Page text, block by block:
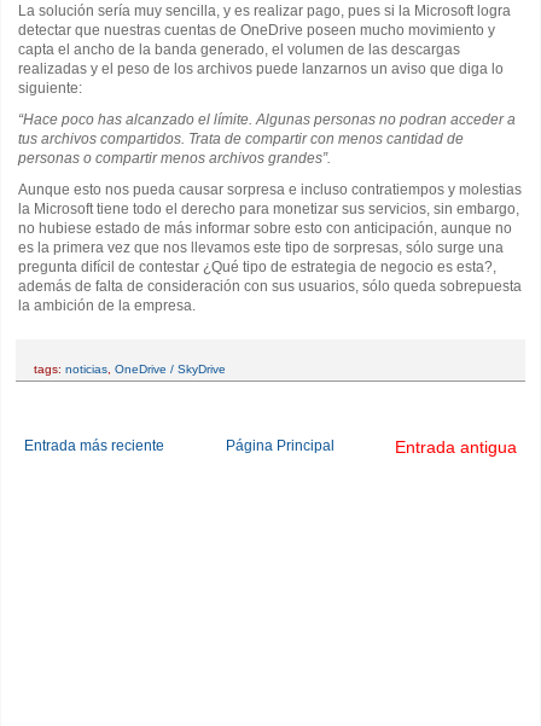
La solución sería muy sencilla, y es realizar pago, pues si la Microsoft logra
detectar que nuestras cuentas de OneDrive poseen mucho movimiento y
capta el ancho de la banda generado, el volumen de las descargas
realizadas y el peso de los archivos puede lanzarnos un aviso que diga lo
siguiente:
“Hace poco has alcanzado el límite. Algunas personas no podran acceder a
tus archivos compartidos. Trata de compartir con menos cantidad de
personas o compartir menos archivos grandes”.
Aunque esto nos pueda causar sorpresa e incluso contratiempos y molestias
la Microsoft tiene todo el derecho para monetizar sus servicios, sin embargo,
no hubiese estado de más informar sobre esto con anticipación, aunque no
es la primera vez que nos llevamos este tipo de sorpresas, sólo surge una
pregunta difícil de contestar ¿Qué tipo de estrategia de negocio es esta?,
además de falta de consideración con sus usuarios, sólo queda sobrepuesta
la ambición de la empresa.
tags: noticias OneDrive / SkyDrive
Entrada más reciente Entrada antigua
Página Principal